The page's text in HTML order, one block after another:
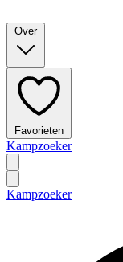
Over
Favorieten
Kampzoeker
Kampzoeker